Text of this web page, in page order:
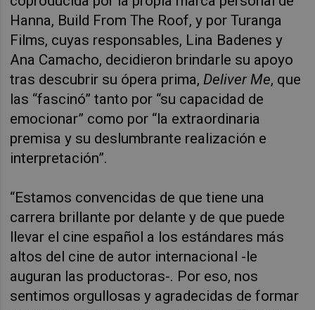
Hanna, Build From The Roof, y por Turanga
Films, cuyas responsables, Lina Badenes y
Ana Camacho, decidieron brindarle su apoyo
tras descubrir su ópera prima, Deliver Me, que
las “fascinó” tanto por “su capacidad de
emocionar” como por “la extraordinaria
premisa y su deslumbrante realización e
interpretación”.
“Estamos convencidas de que tiene una
carrera brillante por delante y de que puede
llevar el cine español a los estándares más
altos del cine de autor internacional -le
auguran las productoras-. Por eso, nos
sentimos orgullosas y agradecidas de formar